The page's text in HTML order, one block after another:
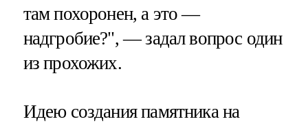
там похоронен, а это —
надгробие?", — задал вопрос один
из прохожих.
Идею создания памятника на